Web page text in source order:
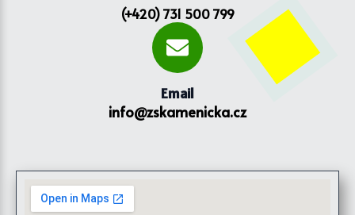
(+420) 731 500 799
Email
info@zskamenicka.cz